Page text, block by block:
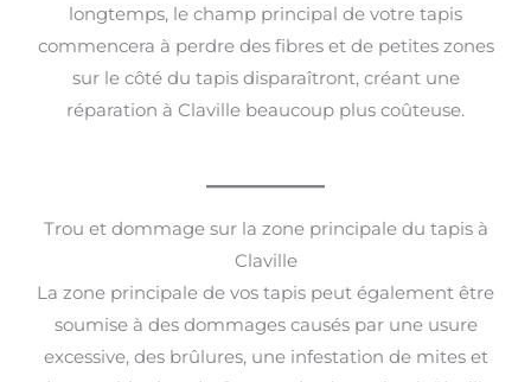
longtemps, le champ principal de votre tapis
commencera à perdre des fibres et de petites zones
sur le côté du tapis disparaîtront, créant une
réparation à Claville beaucoup plus coûteuse.
Trou et dommage sur la zone principale du tapis à
Claville
La zone principale de vos tapis peut également être
soumise à des dommages causés par une usure
excessive, des brûlures, une infestation de mites et